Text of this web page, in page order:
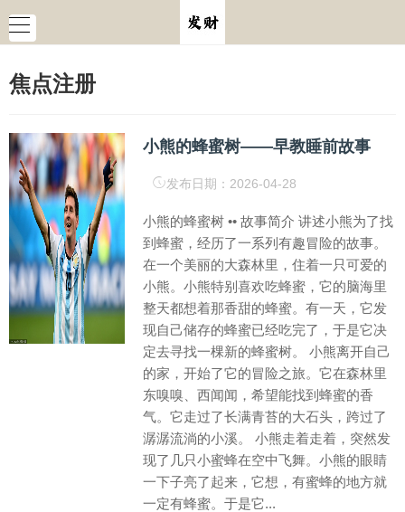
焦点注册
小熊的蜂蜜树——早教睡前故事
发布日期：2026-04-28
小熊的蜂蜜树 •• 故事简介 讲述小熊为了找
到蜂蜜，经历了一系列有趣冒险的故事。
在一个美丽的大森林里，住着一只可爱的
小熊。小熊特别喜欢吃蜂蜜，它的脑海里
整天都想着那香甜的蜂蜜。有一天，它发
现自己储存的蜂蜜已经吃完了，于是它决
定去寻找一棵新的蜂蜜树。 小熊离开自己
的家，开始了它的冒险之旅。它在森林里
东嗅嗅、西闻闻，希望能找到蜂蜜的香
气。它走过了长满青苔的大石头，跨过了
潺潺流淌的小溪。 小熊走着走着，突然发
现了几只小蜜蜂在空中飞舞。小熊的眼睛
一下子亮了起来，它想，有蜜蜂的地方就
一定有蜂蜜。于是它...